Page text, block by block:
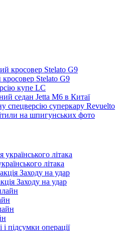
Stelato G9
купе LC
седан Jetta M6 в Китаї
спецверсію суперкару Revuelto
на шпигунських фото
літака
Заходу на удар